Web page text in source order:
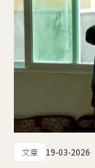
文章 19-03-2026